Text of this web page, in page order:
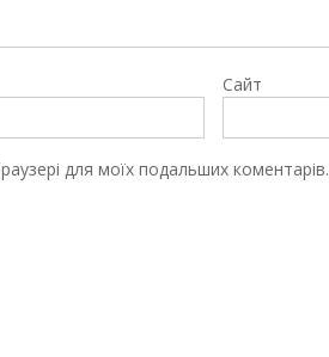
Сайт
для моїх подальших коментарів.